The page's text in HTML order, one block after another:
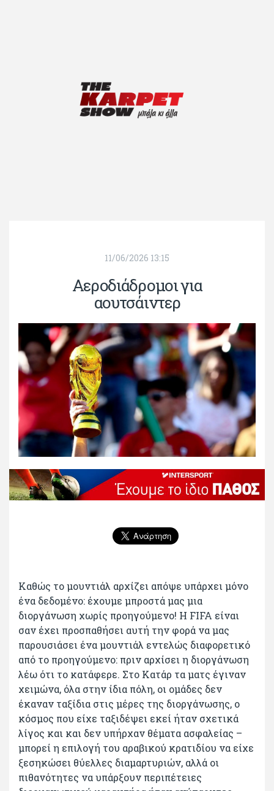
11/06/2026 13:15
Αεροδιάδρομοι για
αουτσάιντερ
Καθώς το μουντιάλ αρχίζει απόψε υπάρχει μόνο
ένα δεδομένο: έχουμε μπροστά μας μια
διοργάνωση χωρίς προηγούμενο! Η FIFA είναι
σαν έχει προσπαθήσει αυτή την φορά να μας
παρουσιάσει ένα μουντιάλ εντελώς διαφορετικό
από το προηγούμενο: πριν αρχίσει η διοργάνωση
λέω ότι το κατάφερε. Στο Κατάρ τα ματς έγιναν
χειμώνα, όλα στην ίδια πόλη, οι ομάδες δεν
έκαναν ταξίδια στις μέρες της διοργάνωσης, ο
κόσμος που είχε ταξιδέψει εκεί ήταν σχετικά
λίγος και και δεν υπήρχαν θέματα ασφαλείας –
μπορεί η επιλογή του αραβικού κρατιδίου να είχε
ξεσηκώσει θύελλες διαμαρτυριών, αλλά οι
πιθανότητες να υπάρξουν περιπέτειες